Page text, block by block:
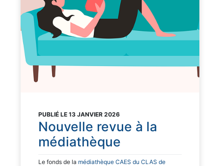
PUBLIÉ LE 13 JANVIER 2026
Nouvelle revue à la
médiathèque
Le fonds de la médiathèque CAES du CLAS de